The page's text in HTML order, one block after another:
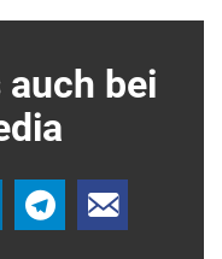
auch bei